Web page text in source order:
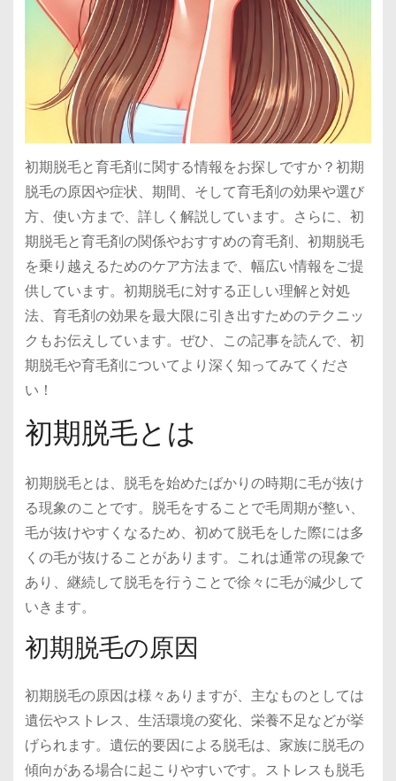
初期脱毛と育毛剤に関する情報をお探しですか？初期
脱毛の原因や症状、期間、そして育毛剤の効果や選び
方、使い方まで、詳しく解説しています。さらに、初
期脱毛と育毛剤の関係やおすすめの育毛剤、初期脱毛
を乗り越えるためのケア方法まで、幅広い情報をご提
供しています。初期脱毛に対する正しい理解と対処
法、育毛剤の効果を最大限に引き出すためのテクニッ
クもお伝えしています。ぜひ、この記事を読んで、初
期脱毛や育毛剤についてより深く知ってみてくださ
い！
初期脱毛とは
初期脱毛とは、脱毛を始めたばかりの時期に毛が抜け
る現象のことです。脱毛をすることで毛周期が整い、
毛が抜けやすくなるため、初めて脱毛をした際には多
くの毛が抜けることがあります。これは通常の現象で
あり、継続して脱毛を行うことで徐々に毛が減少して
いきます。
初期脱毛の原因
初期脱毛の原因は様々ありますが、主なものとしては
遺伝やストレス、生活環境の変化、栄養不足などが挙
げられます。遺伝的要因による脱毛は、家族に脱毛の
傾向がある場合に起こりやすいです。ストレスも脱毛